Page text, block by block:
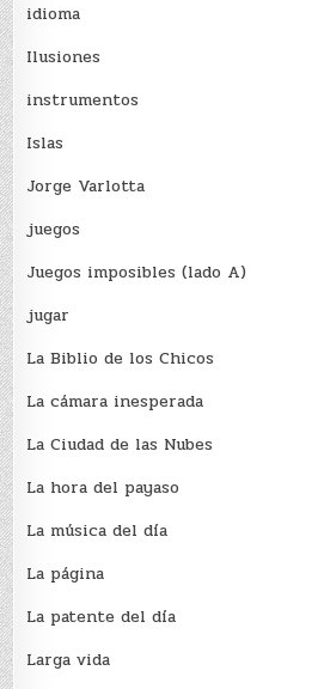
idioma
Ilusiones
instrumentos
Islas
Jorge Varlotta
juegos
Juegos imposibles (lado A)
jugar
La Biblio de los Chicos
La cámara inesperada
La Ciudad de las Nubes
La hora del payaso
La música del día
La página
La patente del día
Larga vida